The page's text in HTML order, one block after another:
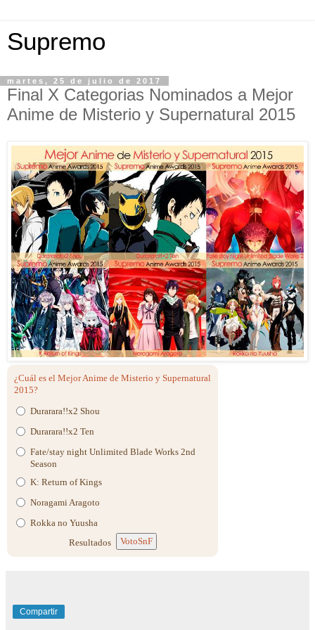
Supremo
martes, 25 de julio de 2017
Final X Categorias Nominados a Mejor
Anime de Misterio y Supernatural 2015
¿Cuál es el Mejor Anime de Misterio y Supernatural
2015?
Durarara!!x2 Shou
Durarara!!x2 Ten
Fate/stay night Unlimited Blade Works 2nd
Season
K: Return of Kings
Noragami Aragoto
Rokka no Yuusha
Resultados
VotoSnF
Compartir